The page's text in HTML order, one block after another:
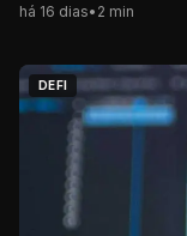
há 16 dias• 2 min
DEFI